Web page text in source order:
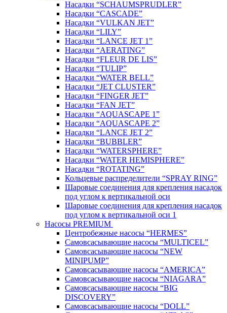
Насадки “SCHAUMSPRUDLER”
Насадки “CASCADE”
Насадки “VULKAN JET”
Насадки “LILY”
Насадки “LANCE JET 1”
Насадки “AERATING”
Насадки “FLEUR DE LIS”
Насадки “TULIP”
Насадки “WATER BELL”
Насадки “JET CLUSTER”
Насадки “FINGER JET”
Насадки “FAN JET”
Насадки “AQUASCAPE 1”
Насадки “AQUASCAPE 2”
Насадки “LANCE JET 2”
Насадки “BUBBLER”
Насадки “WATERSPHERE”
Насадки “WATER HEMISPHERE”
Насадки “ROTATING”
Кольцевые распределители “SPRAY RING”
Шаровые соединения для крепления насадок
под углом к вертикальной оси
Шаровые соединения для крепления насадок
под углом к вертикальной оси 1
Насосы PREMIUM
Центробежные насосы “HERMES”
Самовсасывающие насосы “MULTICEL”
Самовсасывающие насосы “NEW
MINIPUMP”
Самовсасывающие насосы “AMERICA”
Самовсасывающие насосы “NIAGARA”
Самовсасывающие насосы “BIG
DISCOVERY”
Самовсасывающие насосы “DOLL”